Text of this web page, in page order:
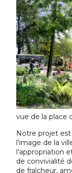
vue de la place
Notre projet
l’image de la
l’appropriation
de convivialité
de fraîcheur,